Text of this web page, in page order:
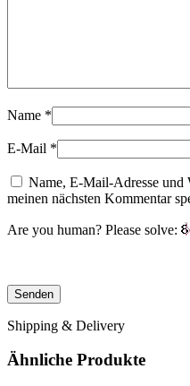
Name *
E-Mail *
Name, E-Mail-Adresse und
meinen nächsten Kommentar
Are you human? Please solve:
Shipping & Delivery
Ähnliche Produkte